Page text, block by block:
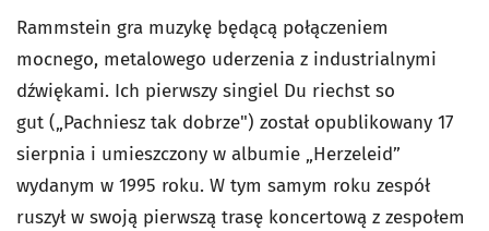
Rammstein gra muzykę będącą połączeniem
mocnego, metalowego uderzenia z industrialnymi
dźwiękami. Ich pierwszy singiel Du riechst so
gut („Pachniesz tak dobrze") został opublikowany 17
sierpnia i umieszczony w albumie „Herzeleid”
wydanym w 1995 roku. W tym samym roku zespół
ruszył w swoją pierwszą trasę koncertową z zespołem